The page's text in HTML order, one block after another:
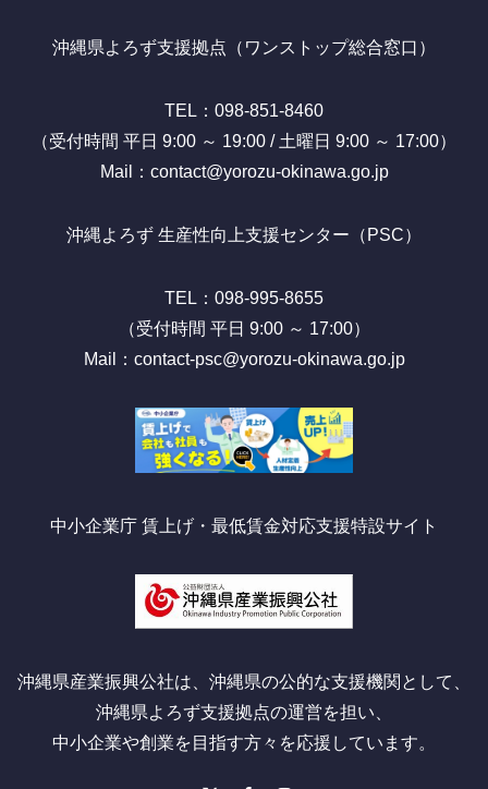
沖縄県よろず支援拠点（ワンストップ総合窓口）
TEL：098-851-8460
（受付時間 平日 9:00 ～ 19:00 / 土曜日 9:00 ～ 17:00）
Mail：contact@yorozu-okinawa.go.jp
沖縄よろず 生産性向上支援センター（PSC）
TEL：098-995-8655
（受付時間 平日 9:00 ～ 17:00）
Mail：contact-psc@yorozu-okinawa.go.jp
中小企業庁 賃上げ・最低賃金対応支援特設サイト
沖縄県産業振興公社は、沖縄県の公的な支援機関として、
沖縄県よろず支援拠点の運営を担い、
中小企業や創業を目指す方々を応援しています。